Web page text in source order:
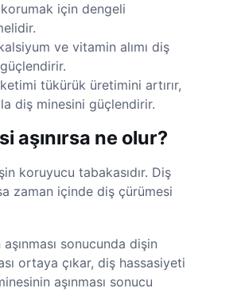
korumak için dengeli
ve vitamin alımı diş
tükürük üretimini artırır,
diş minesini güçlendirir.
aşınırsa ne olur?
koruyucu tabakasıdır. Diş
zaman içinde diş çürümesi
sonucunda dişin
ortaya çıkar, diş hassasiyeti
aşınması sonucu